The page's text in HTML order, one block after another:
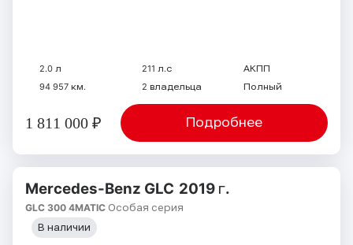
2.0 л 211 л.с
АКПП
94 957 км.
2 владельца Полный
Подробнее
1 811 000 ₽
Mercedes-Benz GLC 2019 г.
GLC 300 4MATIC Особая серия
В наличии